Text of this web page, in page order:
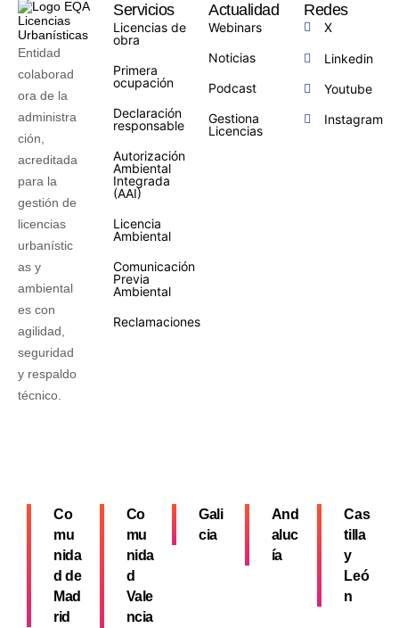
Entidad
colaborad
ora de la
administra
ción,
acreditada
para la
gestión de
licencias
urbanístic
as y
ambiental
es con
agilidad,
seguridad
y respaldo
técnico.
Servicios
Licencias de
obra
Primera
ocupación
Declaración
responsable
Autorización
Ambiental
Integrada
(AAI)
Licencia
Ambiental
Comunicación
Previa
Ambiental
Reclamaciones
Actualidad
Webinars
Noticias
Podcast
Gestiona
Licencias
Redes
X
Linkedin
Youtube
Instagram
Co
mu
nida
d de
Mad
rid
Co
mu
nida
d
Vale
ncia
Gali
cia
And
aluc
ía
Cas
tilla
y
Leó
n